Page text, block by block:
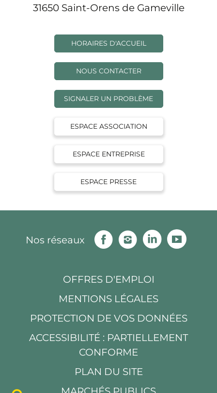
31650 Saint-Orens de Gameville
HORAIRES D'ACCUEIL
NOUS CONTACTER
SIGNALER UN PROBLÈME
ESPACE ASSOCIATION
ESPACE ENTREPRISE
ESPACE PRESSE
Nos réseaux
FacebookInstagramLinkedin
OFFRES D'EMPLOI
MENTIONS LÉGALES
PROTECTION DE VOS DONNÉES
ACCESSIBILITÉ : PARTIELLEMENT
CONFORME
PLAN DU SITE